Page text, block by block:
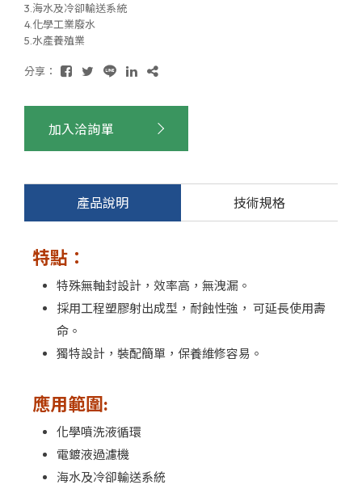
3.海水及冷卻輸送系統
4.化學工業廢水
5.水產養殖業
分享：
加入洽詢單
產品說明 技術規格
特點：
特殊無軸封設計，效率高，無洩漏。
採用工程塑膠射出成型，耐蝕性強， 可延長使用壽
命。
獨特設計，裝配簡單，保養維修容易。
應用範圍:
化學噴洗液循環
電鍍液過濾機
海水及冷卻輸送系統